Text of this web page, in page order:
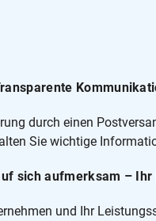
durch einen
Sie wichtige
sich aufmerksam –
und Ihr